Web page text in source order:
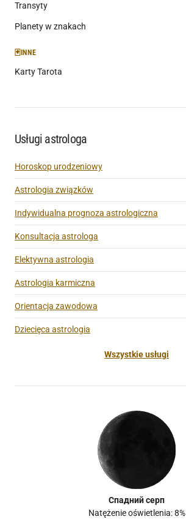
Transyty
Planety w znakach
🃏INNE
Karty Tarota
Usługi astrologa
Horoskop urodzeniowy
Astrologia związków
Indywidualna prognoza astrologiczna
Konsultacja astrologa
Elektywna astrologia
Astrologia karmiczna
Orientacja zawodowa
Dziecięca astrologia
Wszystkie usługi
Спадний серп
Natężenie oświetlenia: 8%